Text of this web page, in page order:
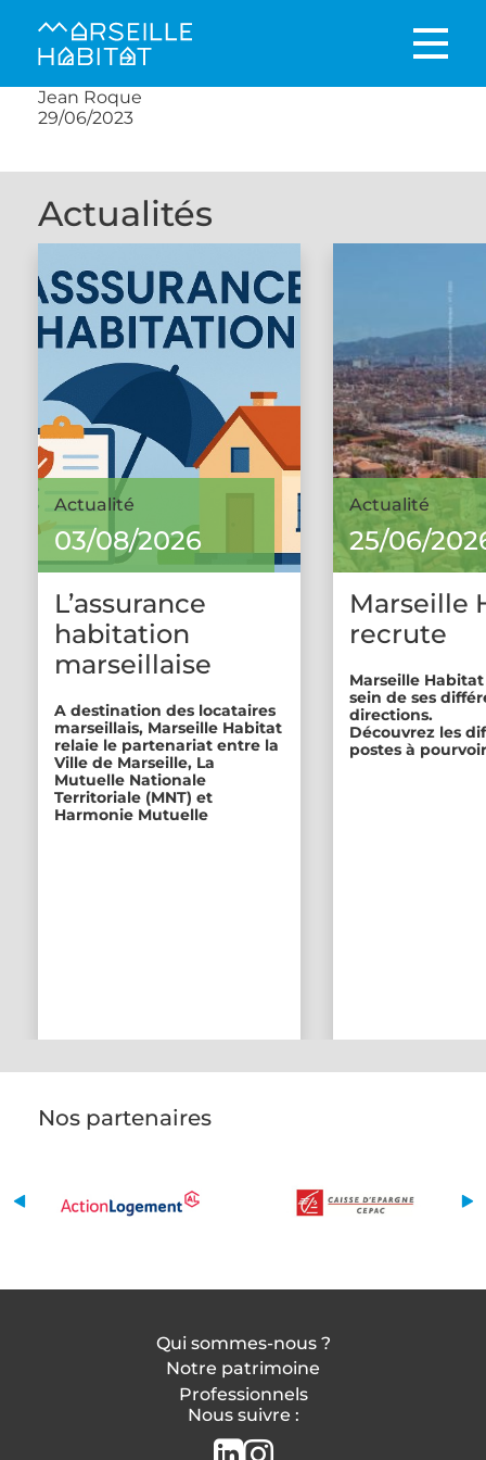
Jean Roque
29/06/2023
Actualités
Actualité
03/08/2026
L’assurance
habitation
marseillaise
A destination des locataires
marseillais, Marseille Habitat
relaie le partenariat entre la
Ville de Marseille, La
Mutuelle Nationale
Territoriale (MNT) et
Harmonie Mutuelle
Actualité
25/06/
Marseille
recrute
Marseille
sein de ses
directions.
Découvrez les
postes à
Nos partenaires
Qui sommes-nous ?
Notre patrimoine
Professionnels
Nous suivre :